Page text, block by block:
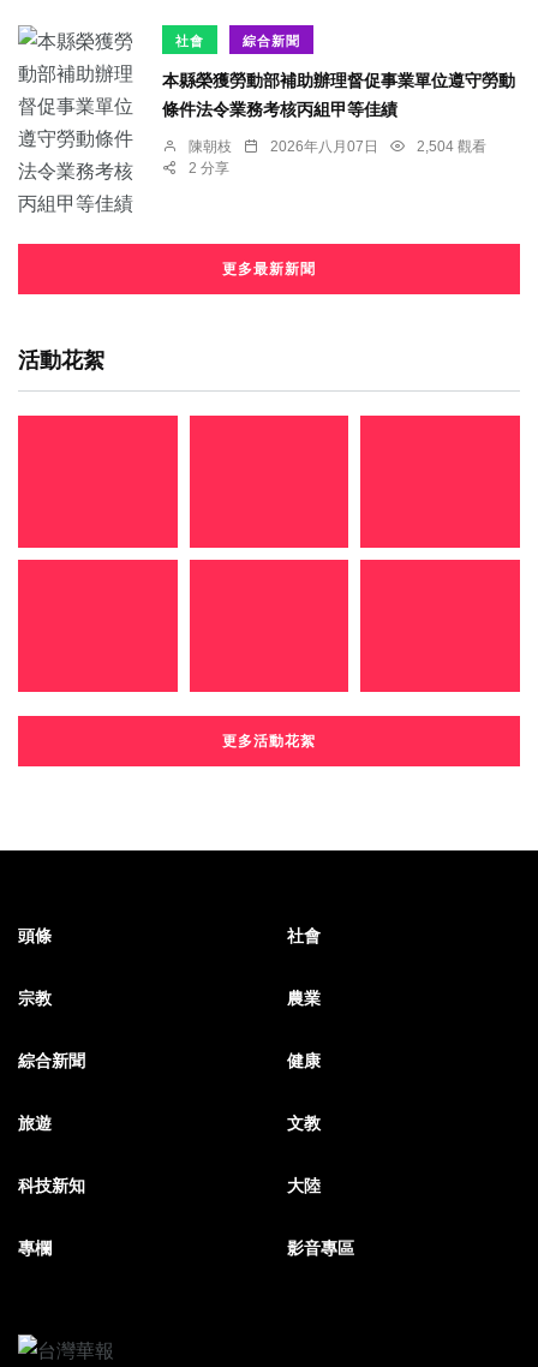
社會 綜合新聞
本縣榮獲勞動部補助辦理督促事業單位遵守勞動
條件法令業務考核丙組甲等佳績
陳朝枝 2026年八月07日
2,504 觀看
2 分享
更多最新新聞
活動花絮
更多活動花絮
頭條 社會
宗教 農業
綜合新聞 健康
旅遊 文教
科技新知 大陸
專欄 影音專區